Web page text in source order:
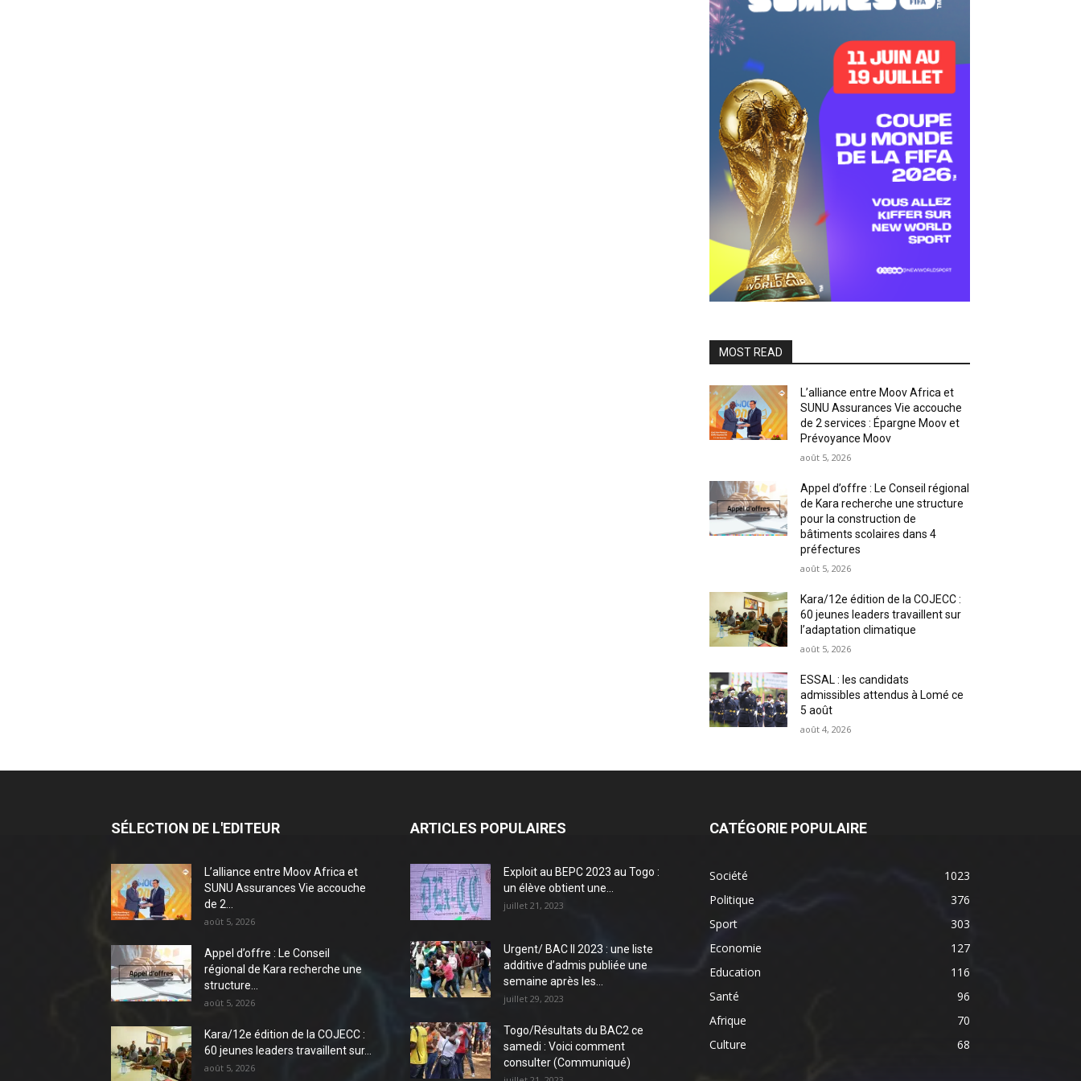
MOST READ
L’alliance entre Moov Africa et
SUNU Assurances Vie accouche
de 2 services : Épargne Moov et
Prévoyance Moov
août 5, 2026
Appel d’offre : Le Conseil régional
de Kara recherche une structure
pour la construction de
bâtiments scolaires dans 4
préfectures
août 5, 2026
Kara/12e édition de la COJECC :
60 jeunes leaders travaillent sur
l’adaptation climatique
août 5, 2026
ESSAL : les candidats
admissibles attendus à Lomé ce
5 août
août 4, 2026
SÉLECTION DE L'EDITEUR
L’alliance entre Moov Africa et
SUNU Assurances Vie accouche
de 2...
août 5, 2026
Appel d’offre : Le Conseil
régional de Kara recherche une
structure...
août 5, 2026
Kara/12e édition de la COJECC :
60 jeunes leaders travaillent sur...
août 5, 2026
ARTICLES POPULAIRES
Exploit au BEPC 2023 au Togo :
un élève obtient une...
juillet 21, 2023
Urgent/ BAC II 2023 : une liste
additive d’admis publiée une
semaine après les...
juillet 29, 2023
Togo/Résultats du BAC2 ce
samedi : Voici comment
consulter (Communiqué)
CATÉGORIE POPULAIRE
Société
1023
Politique
376
Sport
303
Economie
127
Education
116
Santé
96
Afrique
70
Culture
68